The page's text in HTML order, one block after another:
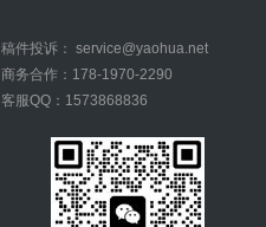
稿件投诉： service@yaohua.net
商务合作：178-1970-2290
客服QQ：1573868836